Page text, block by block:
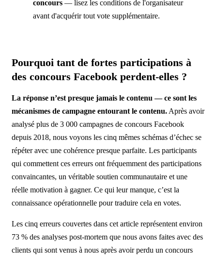
concours — lisez les conditions de l'organisateur
avant d'acquérir tout vote supplémentaire.
Pourquoi tant de fortes participations à
des concours Facebook perdent-elles ?
La réponse n’est presque jamais le contenu — ce sont les
mécanismes de campagne entourant le contenu. Après avoir
analysé plus de 3 000 campagnes de concours Facebook
depuis 2018, nous voyons les cinq mêmes schémas d’échec se
répéter avec une cohérence presque parfaite. Les participants
qui commettent ces erreurs ont fréquemment des participations
convaincantes, un véritable soutien communautaire et une
réelle motivation à gagner. Ce qui leur manque, c’est la
connaissance opérationnelle pour traduire cela en votes.
Les cinq erreurs couvertes dans cet article représentent environ
73 % des analyses post-mortem que nous avons faites avec des
clients qui sont venus à nous après avoir perdu un concours